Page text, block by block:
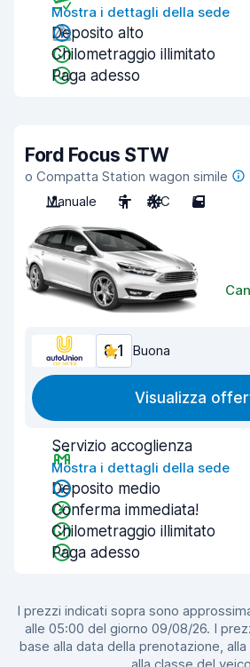
Mostra i dettagli della sede
Deposito alto
Chilometraggio illimitato
Paga adesso
Ford Focus STW
o Compatta Station wagon simile
Manuale
5 A/C 5
8,1 Buona
Visualizza
Servizio accoglienza
Mostra i dettagli della sede
Deposito medio
Conferma immediata!
Chilometraggio illimitato
Paga adesso
I prezzi indicati sopra sono
alle 05:00 del giorno 09/08/26. I
base alla data della prenotazione,